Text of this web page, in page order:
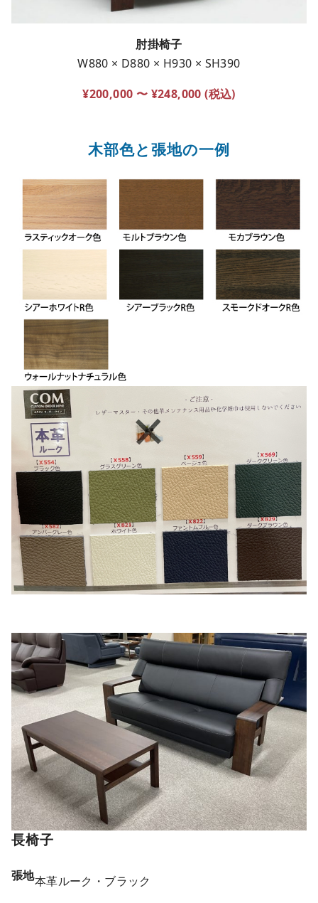
肘掛椅子
W880 × D880 × H930 × SH390
¥200,000 〜 ¥248,000 (税込)
木部色と張地の一例
長椅子
張地本革ルーク・ブラック